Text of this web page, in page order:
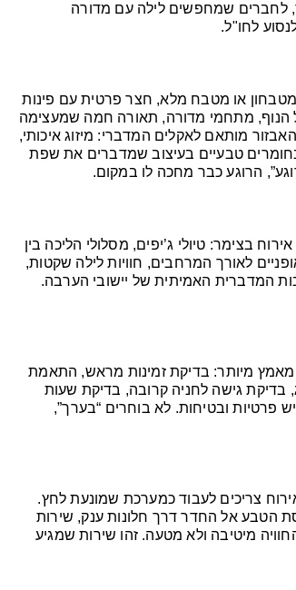
לחברים שמחפשים לילה עם מדורה
לחו"ל.
או מטבח מלא, חצר פרטית עם פינות
הנוף, מתחמי מדורה, תאורה חמה שמעצימה
מותאם לאקלים המדברי: מיזוג איכותי,
בחומרים טבעיים בעיצוב שמדברים את שפת
הרוגע כבר מחכה לו במקום.
בצימר: טיולי ג’יפים, מסלולי הליכה בין
לאורך המרחבים, חוויות לילה שקטות,
המדברית האמיתית של יישובי הערבה.
מאמץ מיותר: בדיקת זמינות מראש, התאמת
בדיקת גישה לחניה קרובה, בדיקת שעות
פרטיות ובטיחות. לא בוחרים “בערך”,
צריכים לעבוד כמערכת שמונעת לחץ.
הטבע אל החדר דרך חלונות ענק, שירות
מיטיבה ולא מטעה. זהו שירות שמגיע